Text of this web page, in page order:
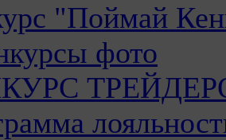
"Поймай
фото